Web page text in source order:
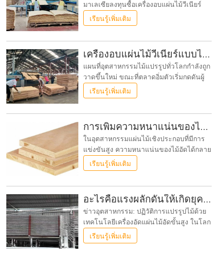
มาเลเซียลงทุนซื้อเครื่องอบแผ่นไม้วีเนียร์
ใหม่ขนาด 100 ลูกบาศก์เมตรต่อวันเมื่อปีที่
แล้ว เขาคาดหวังว่าเครื่องจักรจะช่วยลด
งานไปหกเดือน เครื่องกลับผลิตแผ่นไม้แห้ง
ได้เพียง 60 ลูกบาศก์เมตรต่อวัน
เรียนรู้เพิ่มเติม
เครื่องอบแผ่นไม้วีเนียร์แบบไหนที่เหมาะกับโรงงานของคุณ?
แผนที่อุตสาหกรรมไม้แปรรูปทั่วโลกกำลังถูก
วาดขึ้นใหม่ ขณะที่ตลาดอิ่มตัวเริ่มกดดันผู้
ผลิตในประเทศ คลื่นของผู้ประกอบการที่มี
วิสัยทัศน์กำลังนำความเชี่ยวชาญของตนไป
วีเนียร์แบบหมุนในต่างประเทศนำเสนอ
โอกาสมหาศาล
เรียนรู้เพิ่มเติม
การเพิ่มความหนาแน่นของไม้อัด: กลยุทธ์สำคัญ
ในอุตสาหกรรมแผ่นไม้เชิงประกอบที่มีการ
แข่งขันสูง ความหนาแน่นของไม้อัดได้กลาย
เป็นเกณฑ์มาตรฐานที่สำคัญสำหรับคุณภาพ
ความหนาแน่นที่สูงขึ้นส่งผลโดยตรงต่อ
สามารถในการยึดเกาะสกรูที่เพิ่มขึ้น ความ
ต้านทานต่อแรงกระแทกที่สูงขึ้น และความ
สมบูรณ์ของโครงสร้างโดยรวมที่ดีขึ้น
เรียนรู้เพิ่มเติม
อะไรคือแรงผลักดันให้เกิดยุคใหม่ของการอบแห้งแผ่นไม้อัด?
ข่าวอุตสาหกรรม: ปฏิวัติการแปรรูปไม้ด้วย
เทคโนโลยีเครื่องอัดแผ่นไม้อัดขั้นสูง ในโลก
อันซับซ้อนของอุตสาหกรรมการผลิตไม้ มี
เพียงไม่กี่ขั้นตอนเท่านั้นที่มีความสำคัญและ
เรียนรู้เพิ่มเติม